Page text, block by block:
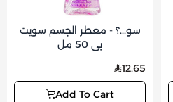
سو...؟ - معطر الجسم سويت
بي 50 مل
12.65
Add To Cart